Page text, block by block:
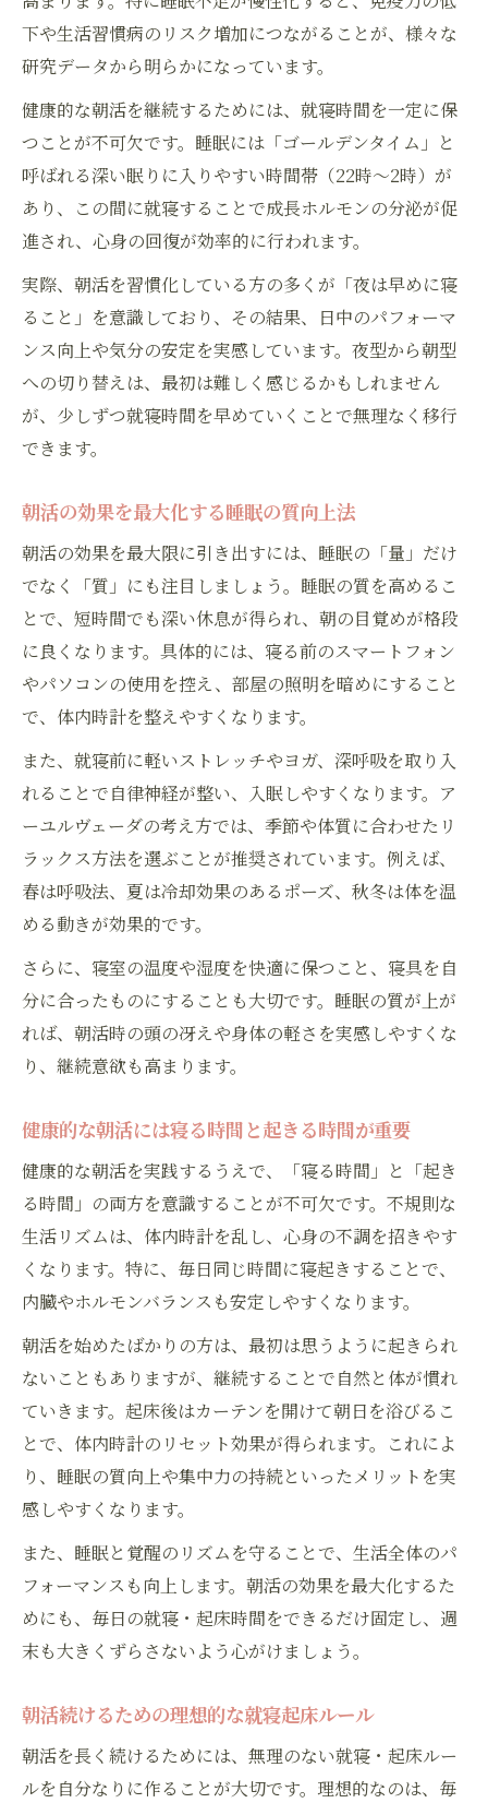
下や生活習慣病のリスク増加につながることが、様々な
研究データから明らかになっています。
健康的な朝活を継続するためには、就寝時間を一定に保
つことが不可欠です。睡眠には「ゴールデンタイム」と
呼ばれる深い眠りに入りやすい時間帯（22時～2時）が
あり、この間に就寝することで成長ホルモンの分泌が促
進され、心身の回復が効率的に行われます。
実際、朝活を習慣化している方の多くが「夜は早めに寝
ること」を意識しており、その結果、日中のパフォーマ
ンス向上や気分の安定を実感しています。夜型から朝型
への切り替えは、最初は難しく感じるかもしれません
が、少しずつ就寝時間を早めていくことで無理なく移行
できます。
朝活の効果を最大化する睡眠の質向上法
朝活の効果を最大限に引き出すには、睡眠の「量」だけ
でなく「質」にも注目しましょう。睡眠の質を高めるこ
とで、短時間でも深い休息が得られ、朝の目覚めが格段
に良くなります。具体的には、寝る前のスマートフォン
やパソコンの使用を控え、部屋の照明を暗めにすること
で、体内時計を整えやすくなります。
また、就寝前に軽いストレッチやヨガ、深呼吸を取り入
れることで自律神経が整い、入眠しやすくなります。ア
ーユルヴェーダの考え方では、季節や体質に合わせたリ
ラックス方法を選ぶことが推奨されています。例えば、
春は呼吸法、夏は冷却効果のあるポーズ、秋冬は体を温
める動きが効果的です。
さらに、寝室の温度や湿度を快適に保つこと、寝具を自
分に合ったものにすることも大切です。睡眠の質が上が
れば、朝活時の頭の冴えや身体の軽さを実感しやすくな
り、継続意欲も高まります。
健康的な朝活には寝る時間と起きる時間が重要
健康的な朝活を実践するうえで、「寝る時間」と「起き
る時間」の両方を意識することが不可欠です。不規則な
生活リズムは、体内時計を乱し、心身の不調を招きやす
くなります。特に、毎日同じ時間に寝起きすることで、
内臓やホルモンバランスも安定しやすくなります。
朝活を始めたばかりの方は、最初は思うように起きられ
ないこともありますが、継続することで自然と体が慣れ
ていきます。起床後はカーテンを開けて朝日を浴びるこ
とで、体内時計のリセット効果が得られます。これによ
り、睡眠の質向上や集中力の持続といったメリットを実
感しやすくなります。
また、睡眠と覚醒のリズムを守ることで、生活全体のパ
フォーマンスも向上します。朝活の効果を最大化するた
めにも、毎日の就寝・起床時間をできるだけ固定し、週
末も大きくずらさないよう心がけましょう。
朝活続けるための理想的な就寝起床ルール
朝活を長く続けるためには、無理のない就寝・起床ルー
ルを自分なりに作ることが大切です。理想的なのは、毎